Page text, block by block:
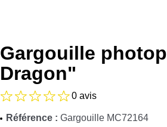
Gargouille
Dragon"
0 avis
Référence : Gargouille MC72164